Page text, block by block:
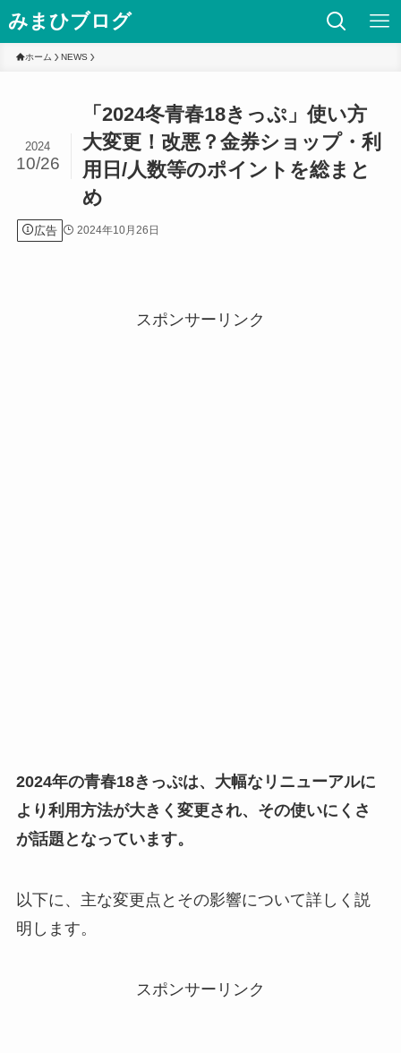
みまひブログ
ホーム NEWS
「2024冬青春18きっぷ」使い方
大変更！改悪？金券ショップ・利
用日/人数等のポイントを総まと
め
2024
10/26
広告 2024年10月26日
スポンサーリンク
2024年の青春18きっぷは、大幅なリニューアルに
より利用方法が大きく変更され、その使いにくさ
が話題となっています。
以下に、主な変更点とその影響について詳しく説
明します。
スポンサーリンク